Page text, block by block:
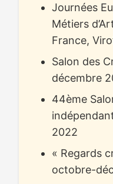
Journées
Métiers
France,
Salon des
décembre
44ème
2022
« Regards
octobre-